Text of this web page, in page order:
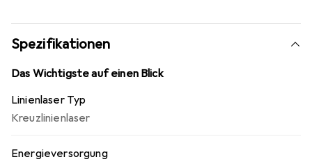
und feste Befestigung. Dieses Produkt ist besonders
geeignet für professionelle Anwendungen, bei denen
Präzision und Stabilität erforderlich sind.
Spezifikationen
Das Wichtigste auf einen Blick
Linienlaser Typ
Kreuzlinienlaser
Energieversorgung